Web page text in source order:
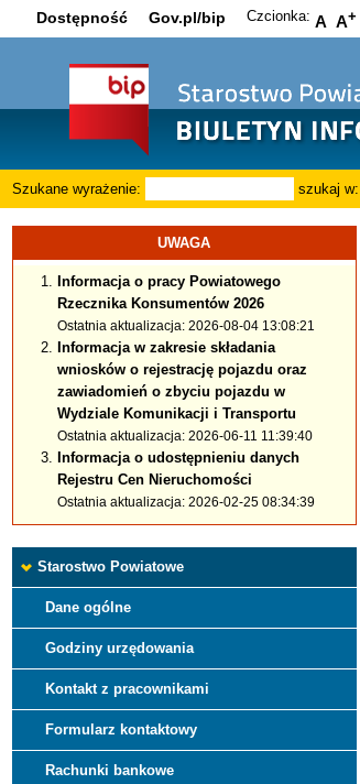
Dostępność Gov.pl/bip Czcionka: A A+
Szukane wyrażenie: szukaj w:
UWAGA
Informacja o pracy Powiatowego
Rzecznika Konsumentów 2026
Ostatnia aktualizacja: 2026-08-04 13:08:21
Informacja w zakresie składania
wniosków o rejestrację pojazdu oraz
zawiadomień o zbyciu pojazdu w
Wydziale Komunikacji i Transportu
Ostatnia aktualizacja: 2026-06-11 11:39:40
Informacja o udostępnieniu danych
Rejestru Cen Nieruchomości
Ostatnia aktualizacja: 2026-02-25 08:34:39
Starostwo Powiatowe
Dane ogólne
Godziny urzędowania
Kontakt z pracownikami
Formularz kontaktowy
Rachunki bankowe